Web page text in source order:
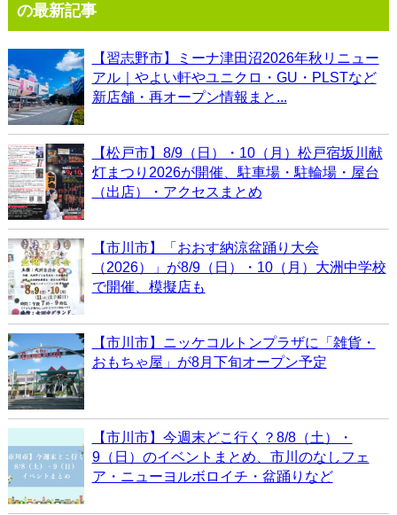
の最新記事
【習志野市】ミーナ津田沼2026年秋リニュー
アル｜やよい軒やユニクロ・GU・PLSTなど
新店舗・再オープン情報まと...
【松戸市】8/9（日）・10（月）松戸宿坂川献
灯まつり2026が開催、駐車場・駐輪場・屋台
（出店）・アクセスまとめ
【市川市】「おおす納涼盆踊り大会
（2026）」が8/9（日）・10（月）大洲中学校
で開催、模擬店も
【市川市】ニッケコルトンプラザに「雑貨・
おもちゃ屋」が8月下旬オープン予定
【市川市】今週末どこ行く？8/8（土）・
9（日）のイベントまとめ、市川のなしフェ
ア・ニューヨルボロイチ・盆踊りなど